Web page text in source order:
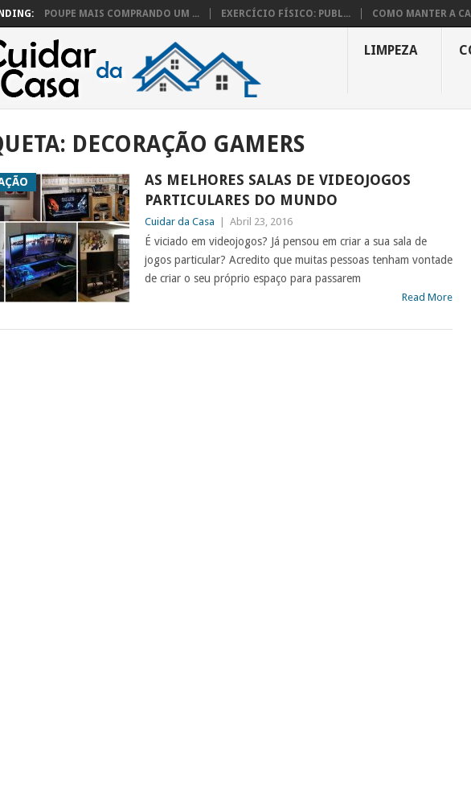
POUPE MAIS COMPRANDO UM ... EXERCÍCIO FÍSICO: PUBL... COMO MANTER A
LIMPEZA
DECORAÇÃO GAMERS
AS MELHORES SALAS DE VIDEOJOGOS
PARTICULARES DO MUNDO
Cuidar da Casa Abril 23, 2016
É viciado em videojogos? Já pensou em criar a sua sala de
jogos particular? Acredito que muitas pessoas tenham vontade
de criar o seu próprio espaço para passarem
Read More